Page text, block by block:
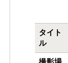
タイト
ル